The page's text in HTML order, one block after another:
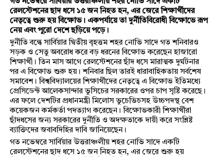
গত নভেম্বরে সার্বিয়ার উত্তরাঞ্চলীয় শহর নোভি সাদে একটি
রেলস্টেশনের ছাদ ধসে ১৫ জন নিহত হন, এর জেরে শিক্ষার্থীদের
নেতৃত্বে শুরু হয় বিক্ষোভ। একপর্যায়ে তা দুর্নীতিবিরোধী বিক্ষোভে রূপ
নেয় এবং পুরো দেশে ছড়িয়ে পড়ে।
দুর্নীতি বন্ধে সার্বিয়ার দ্বিতীয় বৃহত্তম শহর নোভি সাদে গত শনিবারও
সড়ক ও সেতু অবরোধ করে বড় ধরনের বিক্ষোভ করেছেন হাজারো
শিক্ষার্থী। তিন মাস আগে রেলস্টেশনের ছাঁদ ধসে মারাত্মক দুর্ঘটনার
পর এ বিক্ষোভ শুরু হয়। শনিবার ছিল তারই ধারাবাহিকতায় সর্বশেষ
সমাবেশ। বিশ্ববিদ্যালয়ের শিক্ষার্থীদের নেতৃত্বে এ বিক্ষোভ ইতিমধ্যে
প্রেসিডেন্ট আলেকসান্দার ভুসিচের সরকারের ওপর চাপ সৃষ্টি করেছে।
এর ফলে দেশটির প্রধানমন্ত্রী মিলোস ভুচেভিচসহ উচ্চপদস্থ বেশ
কয়েকজন কর্মকর্তা পদত্যাগ করেছেন। বিক্ষোভকারী শিক্ষার্থীরা
ছাঁদধসের জন্য সরকারের দুর্নীতি ও অদক্ষতাকে দায়ী করে সংশ্লিষ্ট
ব্যাক্তিদের জবাবদিহির দাবি জানিয়েছেন।
গত নভেম্বরে সার্বিয়ার উত্তরাঞ্চলীয় শহর নোভি সাদে একটি
রেলস্টেশনের ছাদ ধসে ১৫ জন নিহত হন, এর জেরে শুরু হয়